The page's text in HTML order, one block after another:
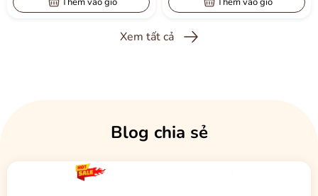
Hãy liên hệ ngay hôm nay để sở hữu
bộ bàn ăn vuông 80 4 ghế
Xem tất cả
Blog chia sẻ